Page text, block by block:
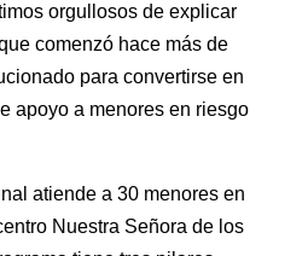
orgullosos de explicar
comenzó hace más de
para convertirse en
apoyo a menores en riesgo
atiende a 30 menores en
Nuestra Señora de los